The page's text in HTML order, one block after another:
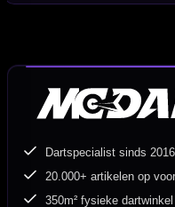
Dartspecialist sinds 2016
20.000+ artikelen op
350m² fysieke dartwinkel